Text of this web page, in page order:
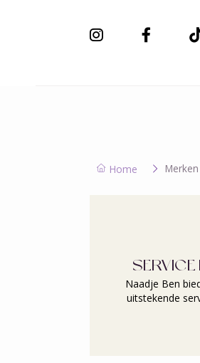
Nieuwe collectie
Home Merken
Naadje Ben
uitstekende